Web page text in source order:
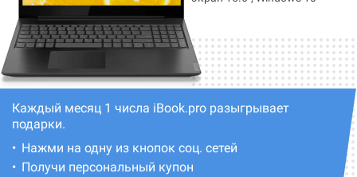
Каждый месяц 1 числа iBook.pro разыгрывает
подарки.
Нажми на одну из кнопок соц. сетей
Получи персональный купон